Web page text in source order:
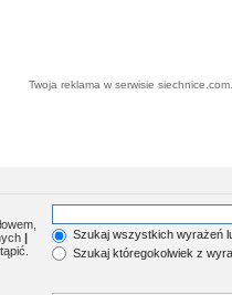
Twoja reklama w serwisie
|
Szukaj wszystkich wyrażeń
Szukaj któregokolwiek z